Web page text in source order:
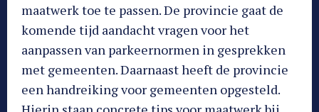
maatwerk toe te passen. De provincie gaat de
komende tijd aandacht vragen voor het
aanpassen van parkeernormen in gesprekken
met gemeenten. Daarnaast heeft de provincie
een handreiking voor gemeenten opgesteld.